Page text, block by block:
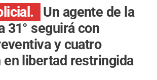
Un agente de la
31° seguirá con
y cuatro
en libertad restringida